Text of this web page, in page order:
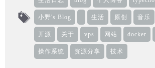
小野's Blog 生活 原创 音乐
开源 关于 vps 网站 docker
操作系统 资源分享 技术